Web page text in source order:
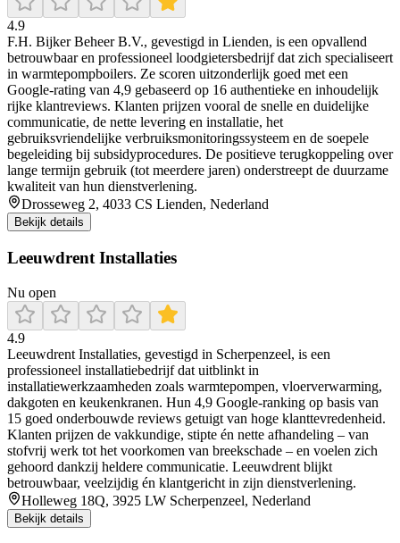
4.9
F.H. Bijker Beheer B.V., gevestigd in Lienden, is een opvallend
betrouwbaar en professioneel loodgietersbedrijf dat zich specialiseert
in warmtepompboilers. Ze scoren uitzonderlijk goed met een
Google-rating van 4,9 gebaseerd op 16 authentieke en inhoudelijk
rijke klantreviews. Klanten prijzen vooral de snelle en duidelijke
communicatie, de nette levering en installatie, het
gebruiksvriendelijke verbruiksmonitoringssysteem en de soepele
begeleiding bij subsidyprocedures. De positieve terugkoppeling over
lange termijn gebruik (tot meerdere jaren) onderstreept de duurzame
kwaliteit van hun dienstverlening.
Drosseweg 2, 4033 CS Lienden, Nederland
Bekijk details
Leeuwdrent Installaties
Nu open
4.9
Leeuwdrent Installaties, gevestigd in Scherpenzeel, is een
professioneel installatiebedrijf dat uitblinkt in
installatiewerkzaamheden zoals warmtepompen, vloerverwarming,
dakgoten en keukenkranen. Hun 4,9 Google-ranking op basis van
15 goed onderbouwde reviews getuigt van hoge klanttevredenheid.
Klanten prijzen de vakkundige, stipte én nette afhandeling – van
stofvrij werk tot het voorkomen van breekschade – en voelen zich
gehoord dankzij heldere communicatie. Leeuwdrent blijkt
betrouwbaar, veelzijdig én klantgericht in zijn dienstverlening.
Holleweg 18Q, 3925 LW Scherpenzeel, Nederland
Bekijk details